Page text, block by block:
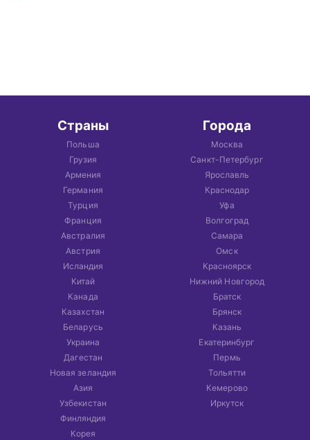
Страны
Польша
Грузия
Армения
Германия
Турция
Франция
Австралия
Австрия
Исландия
Китай
Канада
Казахстан
Беларусь
Украина
Дагестан
Новая зеландия
Азия
Узбекистан
Финляндия
Корея
Города
Москва
Санкт-Петербург
Ярославль
Краснодар
Уфа
Волгоград
Самара
Омск
Красноярск
Нижний Новгород
Братск
Брянск
Казань
Екатеринбург
Пермь
Тольятти
Кемерово
Иркутск